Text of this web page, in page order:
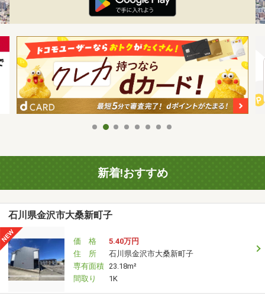
新着!おすすめ
石川県金沢市大桑新町子
価 格
5.40万円
住 所
石川県金沢市大桑新町子
専有面積 23.18m²
間取り
1K